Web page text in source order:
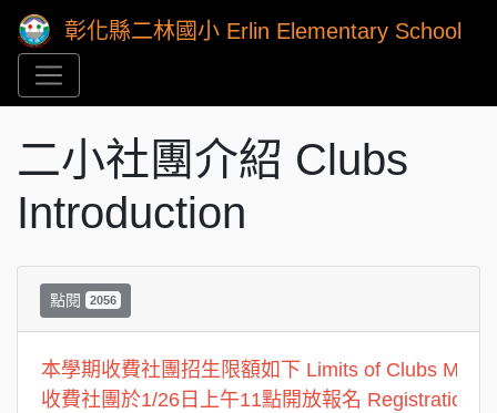
彰化縣二林國小 Erlin Elementary School
二小社團介紹 Clubs
Introduction
點閱 2056
本學期收費社團招生限額如下 Limits of Clubs
收費社團於1/26日上午11點開放報名 Registration